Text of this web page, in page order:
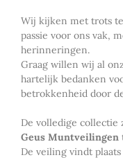
Wij kijken met trots
passie voor ons vak,
herinneringen.
Graag willen wij al
hartelijk bedanken
betrokkenheid door
De volledige collectie
Geus Muntveilingen
De veiling vindt plaats